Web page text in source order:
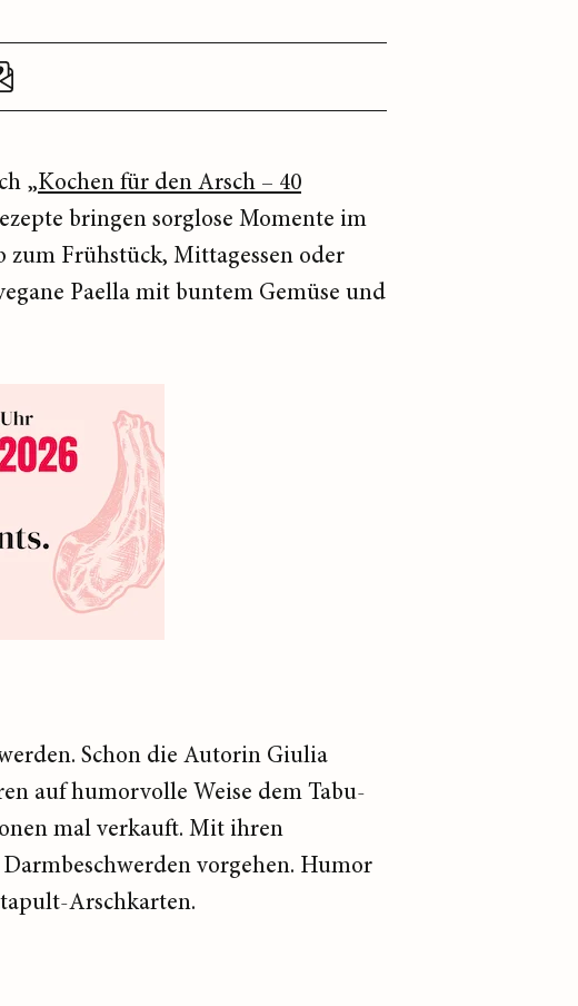
„Kochen für den Arsch – 40
bringen sorglose Momente im
zum Frühstück, Mittagessen oder
Paella mit buntem Gemüse und
Schon die Autorin Giulia
auf humorvolle Weise dem Tabu-
mal verkauft. Mit ihren
vorgehen. Humor
Arschkarten.